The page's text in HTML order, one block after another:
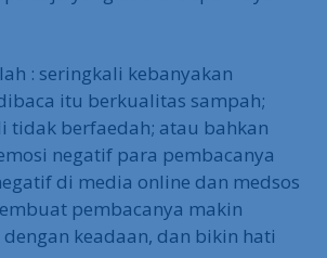
: seringkali kebanyakan
itu berkualitas sampah;
tidak berfaedah; atau bahkan
negatif para pembacanya
di media online dan medsos
pembacanya makin
dengan keadaan, dan bikin hati